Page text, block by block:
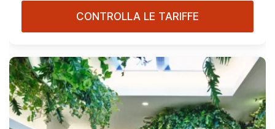
CONTROLLA LE TARIFFE